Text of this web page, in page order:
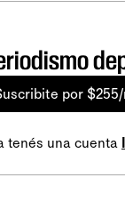
por
tenés una cuenta